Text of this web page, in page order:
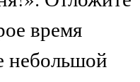
время
небольшой